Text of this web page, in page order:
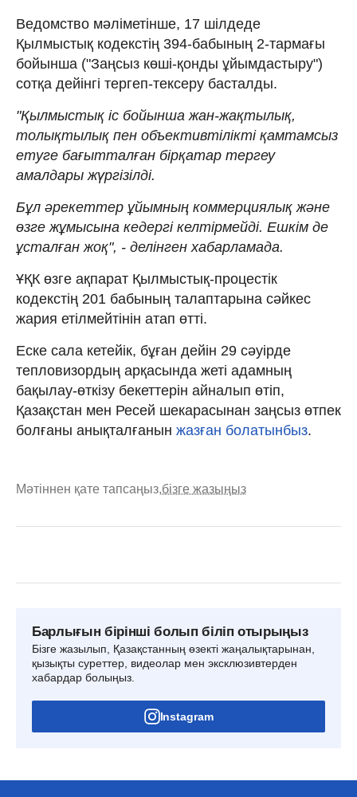
Ведомство мәліметінше, 17 шілдеде
Қылмыстық кодекстің 394-бабының 2-тармағы
бойынша ("Заңсыз көші-қонды ұйымдастыру")
сотқа дейінгі тергеп-тексеру басталды.
"Қылмыстық іс бойынша жан-жақтылық,
толықтылық пен объективтілікті қамтамсыз
етуге бағытталған бірқатар тергеу
амалдары жүргізілді.
Бұл әрекеттер ұйымның коммерциялық және
өзге жұмысына кедергі келтірмейді. Ешкім де
ұсталған жоқ", - делінген хабарламада.
ҰҚК өзге ақпарат Қылмыстық-процестік
кодекстің 201 бабының талаптарына сәйкес
жария етілмейтінін атап өтті.
Еске сала кетейік, бұған дейін 29 сәуірде
тепловизордың арқасында жеті адамның
бақылау-өткізу бекеттерін айналып өтіп,
Қазақстан мен Ресей шекарасынан заңсыз өтпек
болғаны анықталғанын жазған болатынбыз.
Мәтіннен қате тапсаңыз,бізге жазыңыз
Барлығын бірінші болып біліп отырыңыз
Бізге жазылып, Қазақстанның өзекті жаңалықтарынан,
қызықты суреттер, видеолар мен эксклюзивтерден
хабардар болыңыз.
Instagram